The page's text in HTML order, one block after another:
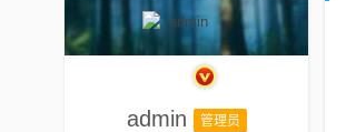
admin 管理员